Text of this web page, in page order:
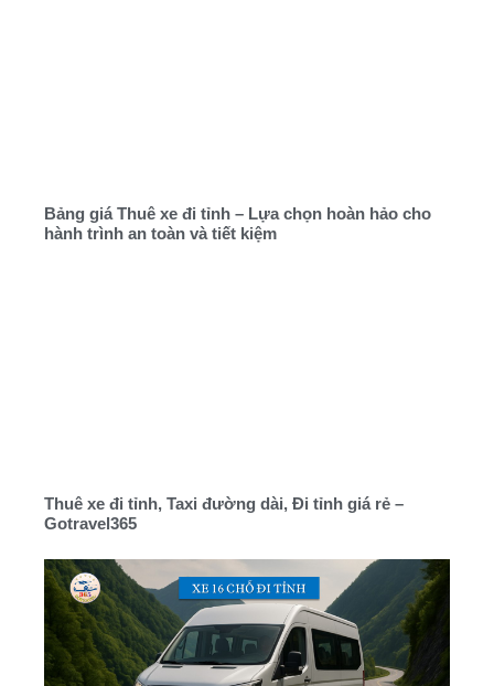
Bảng giá Thuê xe đi tỉnh – Lựa chọn hoàn hảo cho
hành trình an toàn và tiết kiệm
Thuê xe đi tỉnh, Taxi đường dài, Đi tỉnh giá rẻ –
Gotravel365